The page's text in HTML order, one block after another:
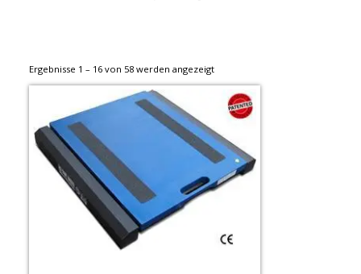
Ergebnisse 1 – 16 von 58 werden angezeigt